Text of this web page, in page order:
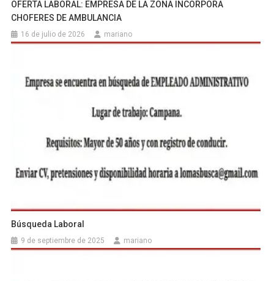
OFERTA LABORAL: EMPRESA DE LA ZONA INCORPORA
CHOFERES DE AMBULANCIA
16 de julio de 2026 mariano
Búsqueda Laboral
9 de septiembre de 2025 mariano